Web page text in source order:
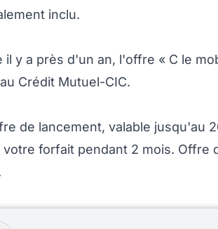
inclu.
il y a près d'un an, l'offre « C le
Crédit Mutuel-CIC.
de lancement, valable jusqu'au
votre forfait pendant 2 mois. Offre